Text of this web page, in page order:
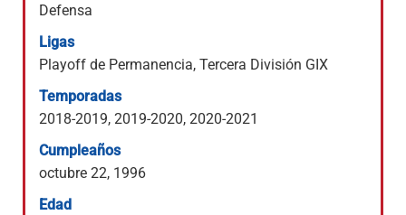
Defensa
Ligas
Playoff de Permanencia, Tercera División GIX
Temporadas
2018-2019, 2019-2020, 2020-2021
Cumpleaños
octubre 22, 1996
Edad